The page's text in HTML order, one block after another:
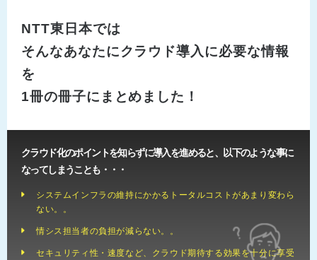
NTT東日本では
そんなあなたにクラウド導入に必要な情報
を
1冊の冊子にまとめました！
クラウド化のポイントを知らずに導入を進めると、以下のような事に
なってしまうことも・・・
システムインフラの維持にかかるトータルコストがあまり変わら
ない。。
情シス担当者の負担が減らない。。
セキュリティ性・速度など、クラウド期待する効果を十分に享受